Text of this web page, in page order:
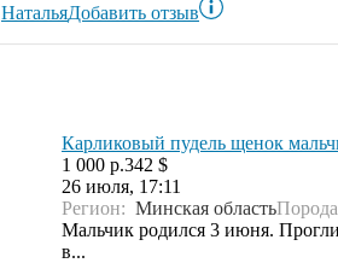
НатальяДобавить отзыв
Карликовый пудель щенок
1 000 р.342 $
26 июля, 17:11
Регион: Минская область
Мальчик родился 3 июня.
в...